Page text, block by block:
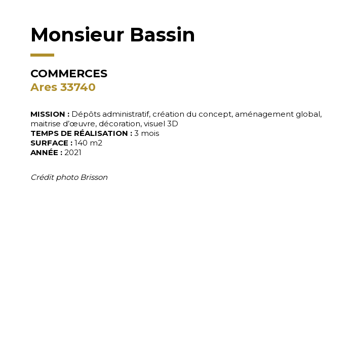
Monsieur Bassin
COMMERCES
Ares 33740
MISSION : Dépôts administratif, création du concept, aménagement global,
maitrise d’œuvre, décoration, visuel 3D
TEMPS DE RÉALISATION : 3 mois
SURFACE : 140 m2
ANNÉE : 2021
Crédit photo Brisson